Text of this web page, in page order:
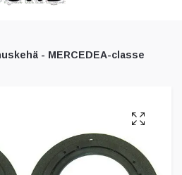
- MERCEDEA-classe